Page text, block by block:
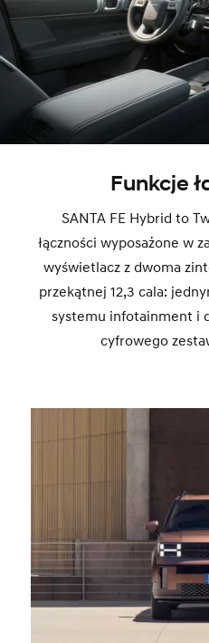
Funkcje
SANTA FE Hybrid to
łączności wyposażone w
wyświetlacz z dwoma
przekątnej 12,3 cala:
systemu infotainment i
cyfrowego